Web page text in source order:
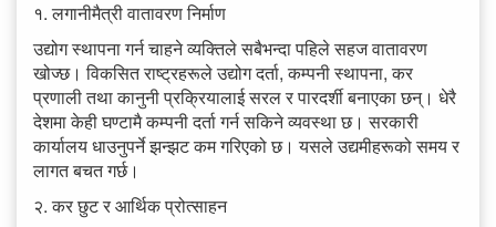
१. लगानीमैत्री वातावरण निर्माण
उद्योग स्थापना गर्न चाहने व्यक्तिले सबैभन्दा पहिले सहज वातावरण
खोज्छ। विकसित राष्ट्रहरूले उद्योग दर्ता, कम्पनी स्थापना, कर
प्रणाली तथा कानुनी प्रक्रियालाई सरल र पारदर्शी बनाएका छन्। धेरै
देशमा केही घण्टामै कम्पनी दर्ता गर्न सकिने व्यवस्था छ। सरकारी
कार्यालय धाउनुपर्ने झन्झट कम गरिएको छ। यसले उद्यमीहरूको समय र
लागत बचत गर्छ।
२. कर छुट र आर्थिक प्रोत्साहन